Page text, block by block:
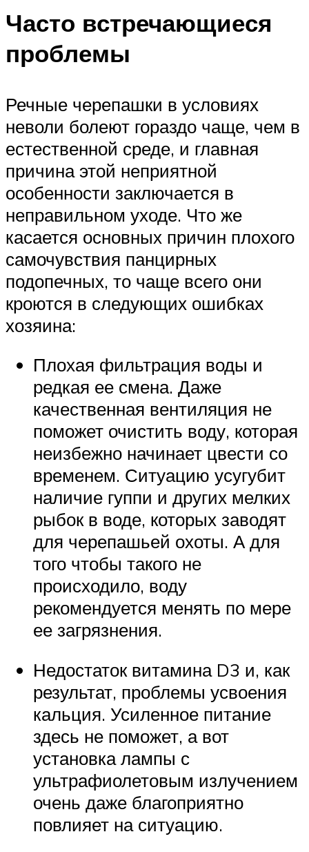
Часто встречающиеся
проблемы
Речные черепашки в условиях
неволи болеют гораздо чаще, чем в
естественной среде, и главная
причина этой неприятной
особенности заключается в
неправильном уходе. Что же
касается основных причин плохого
самочувствия панцирных
подопечных, то чаще всего они
кроются в следующих ошибках
хозяина:
Плохая фильтрация воды и
редкая ее смена. Даже
качественная вентиляция не
поможет очистить воду, которая
неизбежно начинает цвести со
временем. Ситуацию усугубит
наличие гуппи и других мелких
рыбок в воде, которых заводят
для черепашьей охоты. А для
того чтобы такого не
происходило, воду
рекомендуется менять по мере
ее загрязнения.
Недостаток витамина D3 и, как
результат, проблемы усвоения
кальция. Усиленное питание
здесь не поможет, а вот
установка лампы с
ультрафиолетовым излучением
очень даже благоприятно
повлияет на ситуацию.